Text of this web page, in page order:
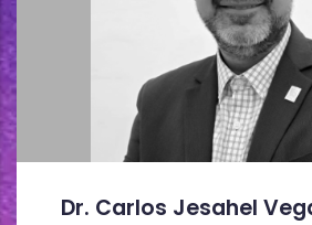
Dr. Carlos Jesahel